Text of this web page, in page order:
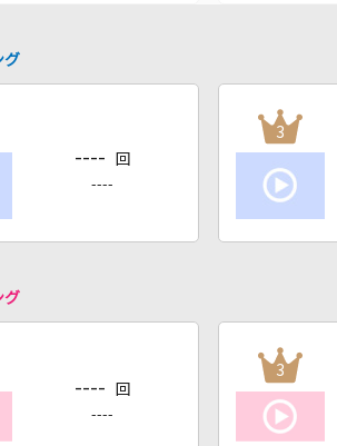
グ
---- 回
----
3
グ
---- 回
----
3